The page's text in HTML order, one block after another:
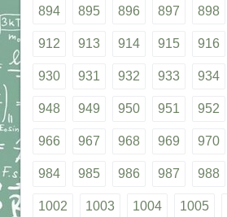
894 895 896 897 898
912 913 914 915 916
930 931 932 933 934
948 949 950 951 952
966 967 968 969 970
984 985 986 987 988
1002 1003 1004 1005